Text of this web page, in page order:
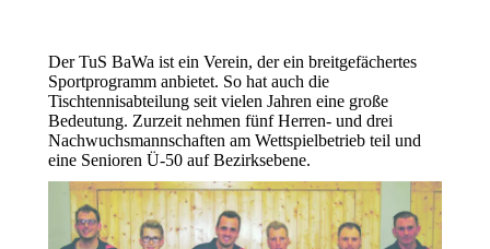
Der TuS BaWa ist ein Verein, der ein breitgefächertes
Sportprogramm anbietet. So hat auch die
Tischtennisabteilung seit vielen Jahren eine große
Bedeutung. Zurzeit nehmen fünf Herren- und drei
Nachwuchsmannschaften am Wettspielbetrieb teil und
eine Senioren Ü-50 auf Bezirksebene.